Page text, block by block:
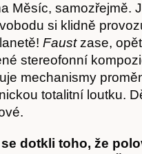
Měsíc, samozřejmě.
si klidně
Faustzase,
stereofonní
mechanismy
totalitní loutku.
se dotkli toho, že